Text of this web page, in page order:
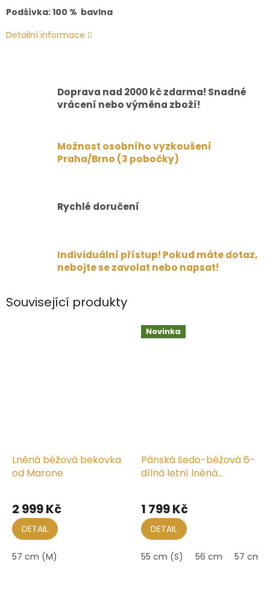
Podšívka: 100 % bavlna
Detailní informace
Doprava nad 2000 kč zdarma! Snadné
vrácení nebo výměna zboží!
Možnost osobního vyzkoušení
Praha/Brno (3 pobočky)
Rychlé doručení
Individuální přístup! Pokud máte dotaz,
nebojte se zavolat nebo napsat!
Související produkty
Lněná béžová bekovka
od Marone
2 999 Kč
DETAIL
57 cm (M)
Novinka
Pánská šedo-béžová 6-
dílná letní lněná
1 799 Kč
DETAIL
55 cm (S) 56 cm 57 cm